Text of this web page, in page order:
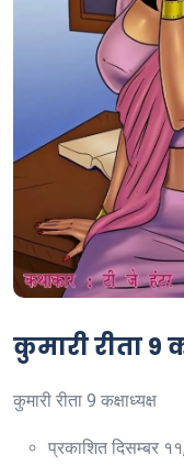
कुमारी रीता 9
कुमारी रीता 9 कक्षाध्यक्ष
प्रकाशित दिसम्बर